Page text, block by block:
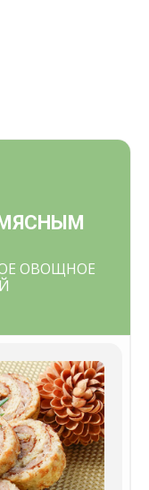
ОВОЩНОЕ